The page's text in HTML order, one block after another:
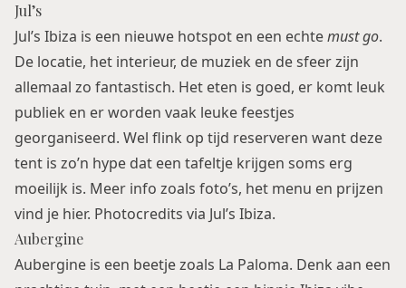
Jul’s
Jul’s Ibiza is een nieuwe hotspot en een echtemust go.
De locatie, het interieur, de muziek en de sfeer zijn
allemaal zo fantastisch. Het eten is goed, er komt leuk
publiek en er worden vaak leuke feestjes
georganiseerd. Wel flink op tijd reserveren want deze
tent is zo’n hype dat een tafeltje krijgen soms erg
moeilijk is. Meer info zoals foto’s, het menu en prijzen
vind je hier. Photocredits via Jul’s Ibiza.
Aubergine
Aubergine is een beetje zoals La Paloma. Denk aan een